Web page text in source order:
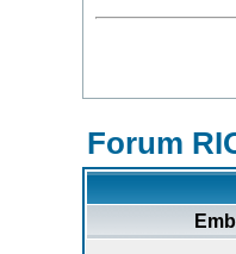
Forum